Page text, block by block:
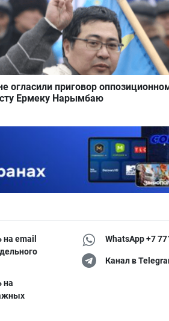
огласили приговор
Ермеку Нарымбаю
email
на
WhatsApp +7
Канал в